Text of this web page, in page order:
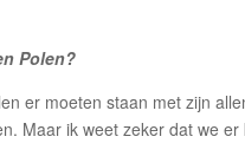
Polen?
er moeten staan met zijn
Maar ik weet zeker dat we er